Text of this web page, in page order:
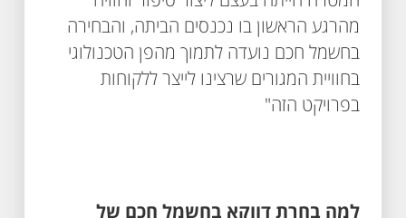
מהרגע הראשון בו נכנסים הביתה, והבחירה
בחשמל חכם נועדה לתמוך מהפן הטכנולוגי
בחוויית המגורים שרצינו לייצר ללקוחות
בפרויקט הזה"
למה בחרת דווקא בחשמל חכם של